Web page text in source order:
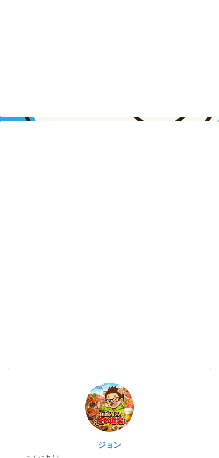
ジョン